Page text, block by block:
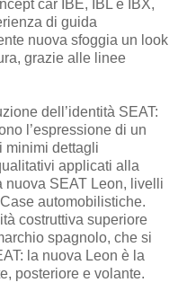
car IBE, IBL e IBX,
di guida
nuova sfoggia un look
grazie alle linee
dell’identità SEAT:
l’espressione di un
minimi dettagli
applicati alla
nuova SEAT Leon, livelli
automobilistiche.
costruttiva superiore
spagnolo, che si
la nuova Leon è la
posteriore e volante.